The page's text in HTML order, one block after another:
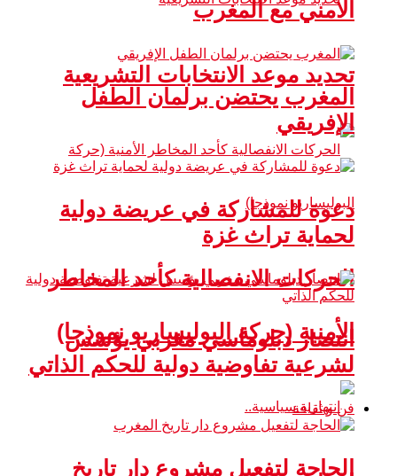
تحديد موعد الانتخابات التشريعية
الحركات الانفصالية كأحد المخاطر
الأمنية (حركة البوليساريو نموذجا)
الأمني مع المغرب
المغرب يحتضن برلمان الطفل
الإفريقي
دعوة للمشاركة في عريضة دولية
لحماية تراث غزة
انتصار دبلوماسي مغربي يؤسس
لشرعية تفاوضية دولية للحكم الذاتي
فن و ثقافة
الحاجة لتفعيل مشروع دار تاريخ